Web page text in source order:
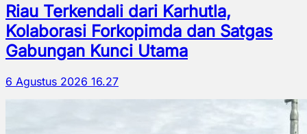
Riau Terkendali dari Karhutla,
Kolaborasi Forkopimda dan Satgas
Gabungan Kunci Utama
6 Agustus 2026 16.27